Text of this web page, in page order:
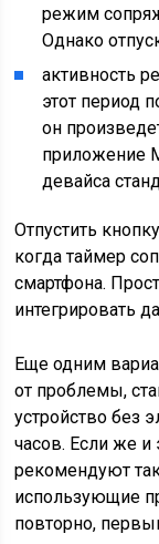
режим
Однако
активность
этот период
он
приложение
девайса
Отпустить
когда таймер
смартфона.
интегрировать
Еще одним
от проблемы,
устройство без
часов. Если же и
рекомендуют
использующие
повторно,